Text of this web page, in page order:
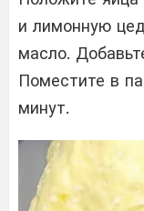
и лимонную
масло.
Поместите в
минут.